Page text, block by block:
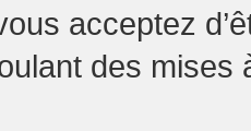
acceptez
des mises